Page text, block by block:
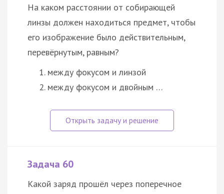
На каком расстоянии от собирающей
линзы должен находиться предмет, чтобы
его изображение было действительным,
перевёрнутым, равным?
между фокусом и линзой
между фокусом и двойным …
Задача 60
Какой заряд прошёл через поперечное